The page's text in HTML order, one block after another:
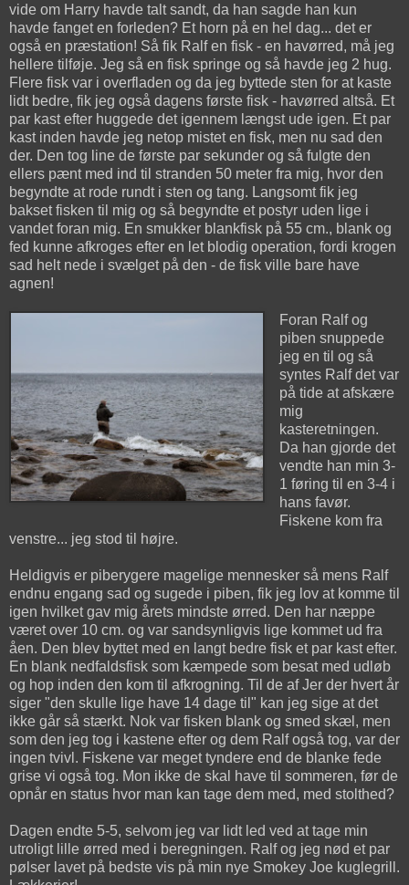
vide om Harry havde talt sandt, da han sagde han kun
havde fanget en forleden? Et horn på en hel dag... det er
også en præstation! Så fik Ralf en fisk - en havørred, må jeg
hellere tilføje. Jeg så en fisk springe og så havde jeg 2 hug.
Flere fisk var i overfladen og da jeg byttede sten for at kaste
lidt bedre, fik jeg også dagens første fisk - havørred altså. Et
par kast efter huggede det igennem længst ude igen. Et par
kast inden havde jeg netop mistet en fisk, men nu sad den
der. Den tog line de første par sekunder og så fulgte den
ellers pænt med ind til stranden 50 meter fra mig, hvor den
begyndte at rode rundt i sten og tang. Langsomt fik jeg
bakset fisken til mig og så begyndte et postyr uden lige i
vandet foran mig. En smukker blankfisk på 55 cm., blank og
fed kunne afkroges efter en let blodig operation, fordi krogen
sad helt nede i svælget på den - de fisk ville bare have
agnen!
Foran Ralf og
piben snuppede
jeg en til og så
syntes Ralf det var
på tide at afskære
mig
kasteretningen.
Da han gjorde det
vendte han min 3-
1 føring til en 3-4 i
hans favør.
Fiskene kom fra
venstre... jeg stod til højre.
Heldigvis er piberygere magelige mennesker så mens Ralf
endnu engang sad og sugede i piben, fik jeg lov at komme til
igen hvilket gav mig årets mindste ørred. Den har næppe
været over 10 cm. og var sandsynligvis lige kommet ud fra
åen. Den blev byttet med en langt bedre fisk et par kast efter.
En blank nedfaldsfisk som kæmpede som besat med udløb
og hop inden den kom til afkrogning. Til de af Jer der hvert år
siger "den skulle lige have 14 dage til" kan jeg sige at det
ikke går så stærkt. Nok var fisken blank og smed skæl, men
som den jeg tog i kastene efter og dem Ralf også tog, var der
ingen tvivl. Fiskene var meget tyndere end de blanke fede
grise vi også tog. Mon ikke de skal have til sommeren, før de
opnår en status hvor man kan tage dem med, med stolthed?
Dagen endte 5-5, selvom jeg var lidt led ved at tage min
utroligt lille ørred med i beregningen. Ralf og jeg nød et par
pølser lavet på bedste vis på min nye Smokey Joe kuglegrill.